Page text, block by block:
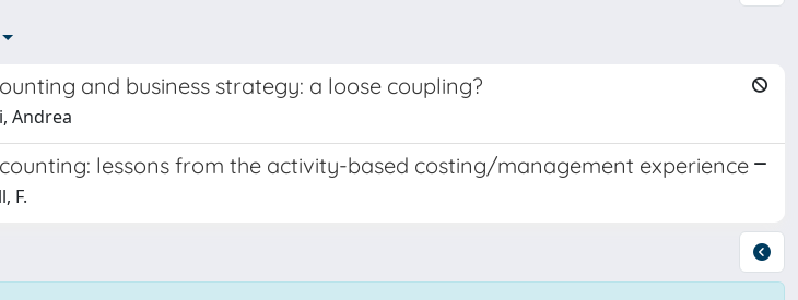
and business strategy: a loose coupling?
Andrea
lessons from the activity-based costing/management experience
F.